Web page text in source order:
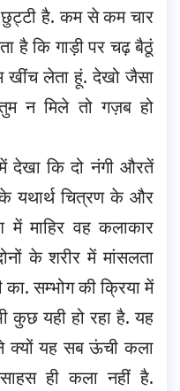
छुट्टी है. कम से कम चार
है कि गाड़ी पर चढ़ बैठूं
खींच लेता हूं. देखो जैसा
न मिले तो गज़ब हो
देखा कि दो नंगी औरतें
के यथार्थ चित्रण के और
माहिर वह कलाकार
के शरीर में मांसलता
सम्भोग की क्रिया में
कुछ यही हो रहा है. यह
क्यों यह सब ऊंची कला
ही कला नहीं है.